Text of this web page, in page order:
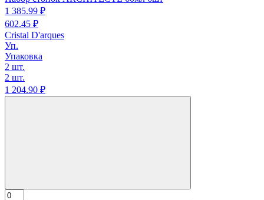
1 385.99 ₽
602.45 ₽
Cristal D'arques
Уп.
Упаковка
2 шт.
2 шт.
1 204.90 ₽